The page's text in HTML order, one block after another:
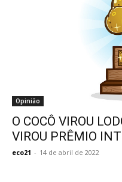
Opinião
O COCÔ VIROU
VIROU PRÊMIO
eco21 - 14 de abril de 2022